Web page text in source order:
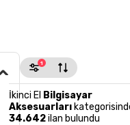
1
İkinci El Bilgisayar
Aksesuarları
34.642ilan bulundu